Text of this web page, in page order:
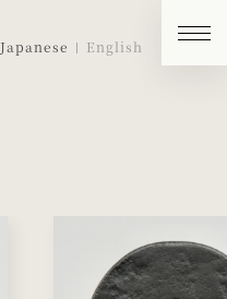
Japanese English